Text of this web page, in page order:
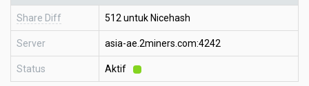
Share Diff 512 untuk Nicehash
Server asia-ae.2miners.com:4242
Status Aktif